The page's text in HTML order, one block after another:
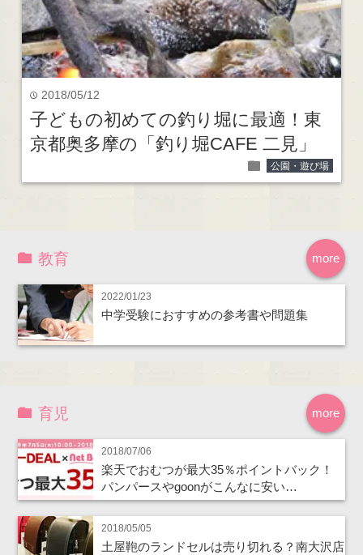
time 2018/05/12
子どもの初めての釣り堀に最適！東
京都奥多摩の「釣り堀CAFE 二見」
folder 公園・遊び場
more
教育
2022/01/23
中学受験におすすめの参考書や問題集
more
育児
2018/07/06
楽天でおむつが最大35％ポイントバック！
パンパースやgoonがこんなに安い…
2018/05/05
土屋鞄のランドセルは売り切れる？南大沢店